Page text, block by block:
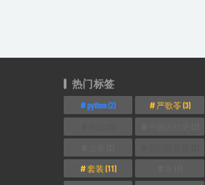
热门标签
python(2) 严歌苓 (3)
套装 (11)